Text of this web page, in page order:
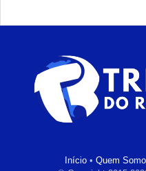
Início• Quem